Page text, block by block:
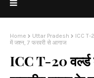
Home Uttar Pradesh
ICC T-
में जश्न, 7 फरवरी से आगाज
ICC T-20 वर्ल्ड